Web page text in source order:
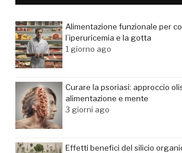
Alimentazione funzionale per
l’iperuricemia e la gotta
1 giorno ago
Curare la psoriasi: approccio
alimentazione e mente
3 giorni ago
Effetti benefici del silicio